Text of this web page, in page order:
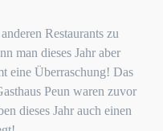
Restaurants zu
man dieses Jahr aber
eine Überraschung! Das
Peun waren zuvor
dieses Jahr auch einen